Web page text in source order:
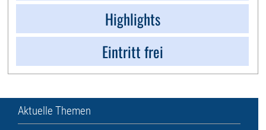
Highlights
Eintritt frei
Aktuelle Themen